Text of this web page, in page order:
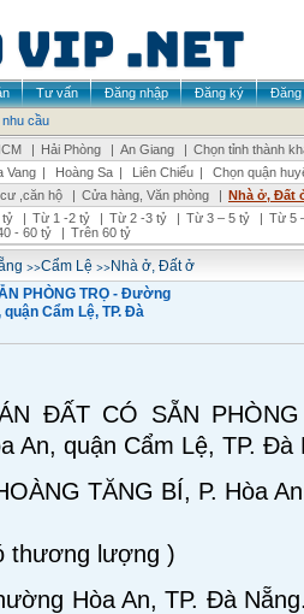
Tư vấn Đăng nhập Đăng ký
Đăng
cầu
| Hải Phòng | An Giang | Chọn tỉnh thành
Vang | Hoàng Sa | Liên Chiểu |
Chọn quận
,căn hộ | Cửa hàng, Văn phòng | Nhà ở, Đất
tỷ | Từ 1 -2 tỷ | Từ 2 -3 tỷ | Từ 3 – 5 tỷ | Từ 5
- 60 tỷ | Trên 60 tỷ
>>Cẩm Lệ >>Nhà ở, Đất ở
PHÒNG TRỌ - Đường
Cẩm Lệ, TP. Đà
ĐẤT CÓ SẴN
An, quận Cẩm Lệ, TP. Đà
TĂNG BÍ, P. Hòa
thương lượng )
Hòa An, TP. Đà